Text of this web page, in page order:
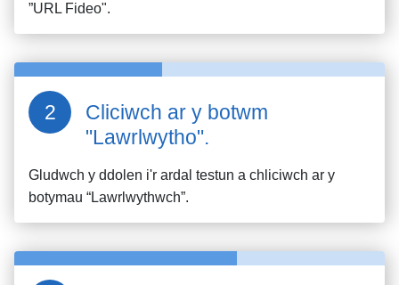
”URL Fideo".
Cliciwch ar y botwm
"Lawrlwytho".
Gludwch y ddolen i'r ardal testun a chliciwch ar y
botymau “Lawrlwythwch”.